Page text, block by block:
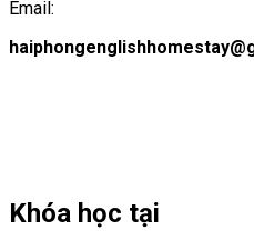
Email:
Khóa học tại